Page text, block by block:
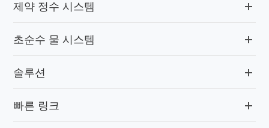
제약 정수 시스템
초순수 물 시스템
솔루션
빠른 링크